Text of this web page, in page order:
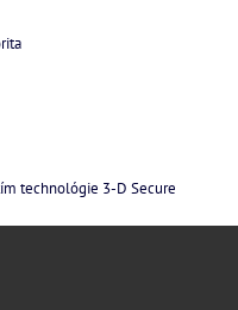
technológie 3-D Secure